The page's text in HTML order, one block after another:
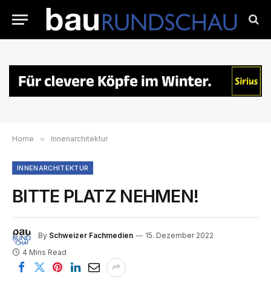
Home » Innenarchitektur
INNENARCHITEKTUR
BITTE PLATZ NEHMEN!
By Schweizer Fachmedien
15. Dezember 2022
4 Mins Read